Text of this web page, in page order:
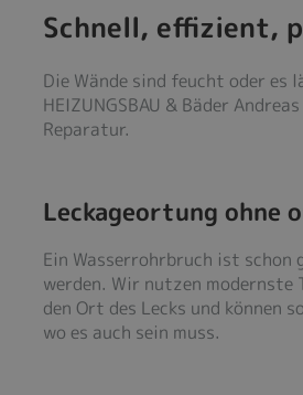
Schnell, effizient,
Die Wände sind feucht oder es
HEIZUNGSBAU & Bäder
Reparatur.
Leckageortung ohne
Ein Wasserrohrbruch ist schon
werden. Wir nutzen
den Ort des Lecks und
wo es auch sein muss.